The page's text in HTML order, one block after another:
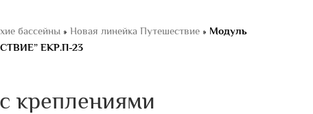
бассейны » Новая линейка Путешествие » Модуль
ЕКР.П-23
креплениями